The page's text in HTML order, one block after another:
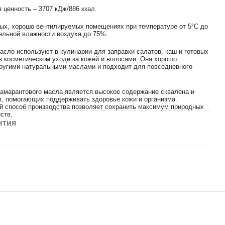
ценность – 3707 кДж/886 ккал.
хорошо вентилируемых помещениях при температуре от 5°C до
влажности воздуха до 75%.
используют в кулинарии для заправки салатов, каш и готовых
косметическом уходе за кожей и волосами. Она хорошо
натуральными маслами и подходит для повседневного
масла является высокое содержание сквалена и
помогающих поддерживать здоровье кожи и организма.
производства позволяет сохранить максимум природных